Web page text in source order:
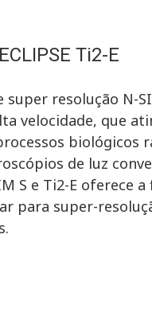
Ti2-E
super resolução N-
velocidade, que
biológicos
de luz
S e Ti2-E oferece
para super-